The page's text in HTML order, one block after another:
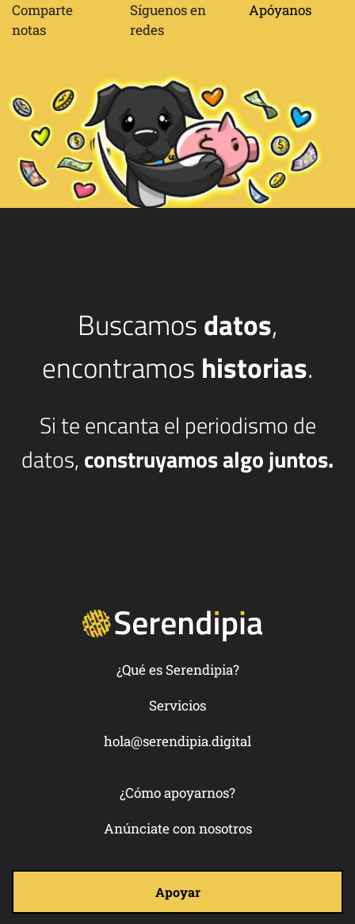
Comparte
notas
Síguenos en
redes
Apóyanos
Buscamosdatos,
encontramos historias.
Si te encanta el periodismo de
datos, construyamos algo juntos.
¿Qué es Serendipia?
Servicios
hola@serendipia.digital
¿Cómo apoyarnos?
Anúnciate con nosotros
Apoyar